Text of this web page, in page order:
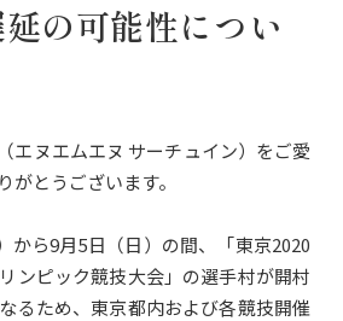
の可能性につい
エヌエムエヌ サーチュイン）をご愛
がとうございます。
から9月5日（日）の間、「東京2020
ンピック競技大会」の選手村が開村
るため、東京都内および各競技開催